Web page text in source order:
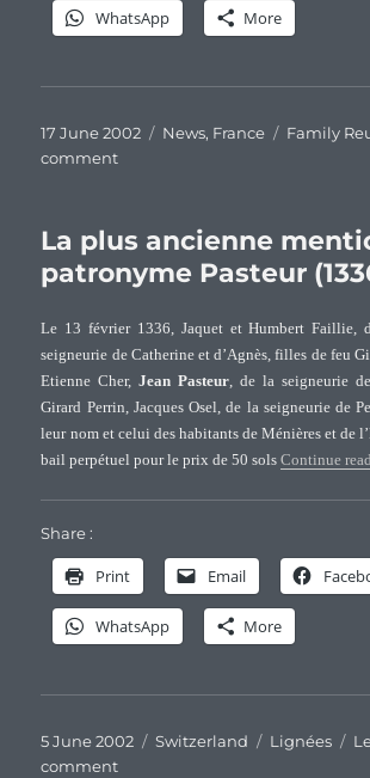
WhatsApp More
Posted
on
17 June 2002 Categories
News, France Tags
Family
commenton
de
Buvilly
(Jura)
La plus ancienne
patronyme Pasteur
Le 13 février 1336, Jaquet et Humbert Faillie,
seigneurie de Catherine et d’Agnès, filles de feu
Etienne Cher,Jean Pasteur , de la seigneurie
Girard Perrin, Jacques Osel, de la seigneurie de
leur nom et celui des habitants de Ménières et de
bail perpétuel pour le prix de 50 solsContinue
Share :
Print Email
WhatsApp More
Posted
on
5 June 2002 Categories
Switzerland Tags
Lignées
commenton